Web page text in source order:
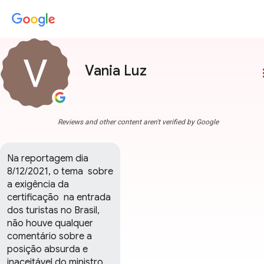
Vania Luz
Reviews and other content aren't verified by Google
Na reportagem dia
8/12/2021, o tema  sobre
a exigência da
certificação  na entrada
dos turistas no Brasil,
não houve qualquer
comentário sobre a
posição absurda e